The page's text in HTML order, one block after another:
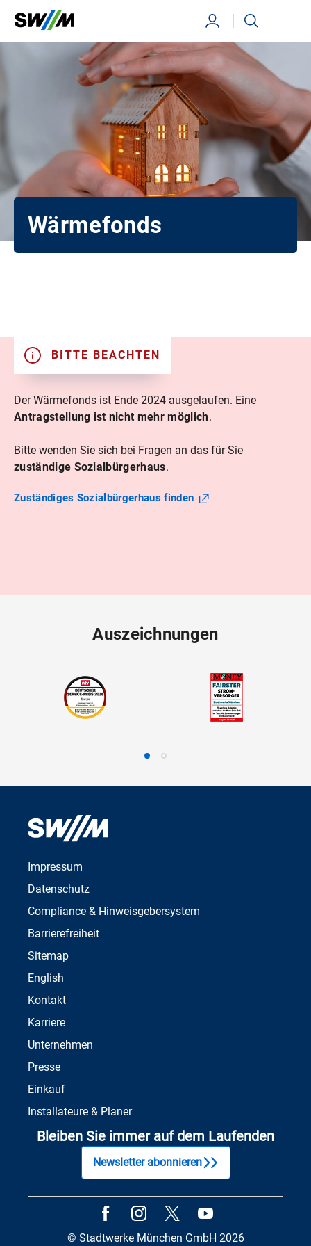
Ihr Suchbegriff Suchen
Wärmefonds
BITTE BEACHTEN
Der Wärmefonds ist Ende 2024 ausgelaufen. Eine
Antragstellung ist nicht mehr möglich.
Bitte wenden Sie sich bei Fragen an das für Sie
zuständige Sozialbürgerhaus.
Zuständiges Sozialbürgerhausfinden
Auszeichnungen
Impressum
Datenschutz
Compliance & Hinweisgebersystem
Barrierefreiheit
Sitemap
English
Kontakt
Karriere
Unternehmen
Presse
Einkauf
Installateure & Planer